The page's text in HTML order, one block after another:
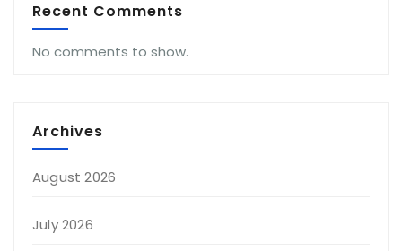
Recent Comments
No comments to show.
Archives
August 2026
July 2026